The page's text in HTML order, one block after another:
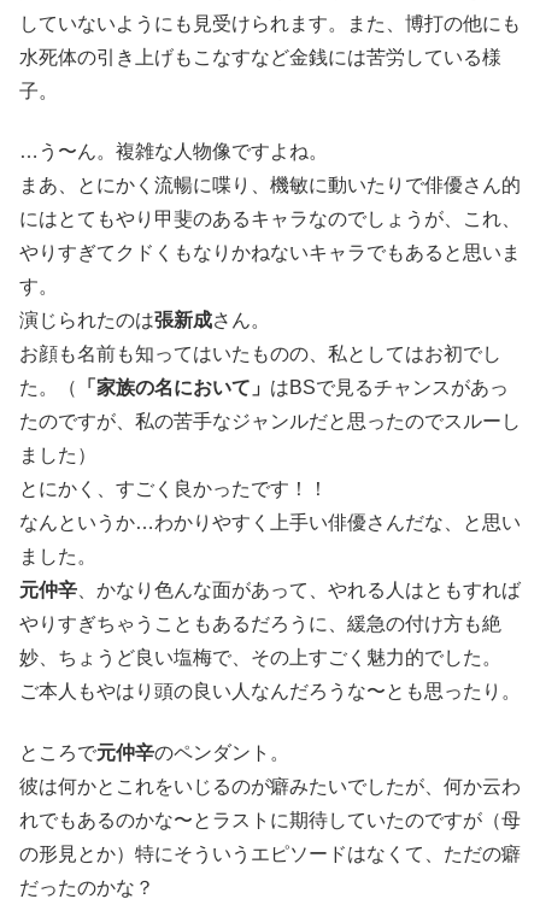
していないようにも見受けられます。また、博打の他にも
水死体の引き上げもこなすなど金銭には苦労している様
子。
…う〜ん。複雑な人物像ですよね。
まあ、とにかく流暢に喋り、機敏に動いたりで俳優さん的
にはとてもやり甲斐のあるキャラなのでしょうが、これ、
やりすぎてクドくもなりかねないキャラでもあると思いま
す。
演じられたのは張新成さん。
お顔も名前も知ってはいたものの、私としてはお初でし
た。（
「家族の名において」 はBSで見るチャンスがあっ
たのですが、私の苦手なジャンルだと思ったのでスルーし
ました）
とにかく、すごく良かったです！！
なんというか…わかりやすく上手い俳優さんだな、と思い
ました。
元仲辛 、かなり色んな面があって、やれる人はともすれば
やりすぎちゃうこともあるだろうに、緩急の付け方も絶
妙、ちょうど良い塩梅で、その上すごく魅力的でした。
ご本人もやはり頭の良い人なんだろうな〜とも思ったり。
ところで元仲辛のペンダント。
彼は何かとこれをいじるのが癖みたいでしたが、何か云わ
れでもあるのかな〜とラストに期待していたのですが（母
の形見とか）特にそういうエピソードはなくて、ただの癖
だったのかな？